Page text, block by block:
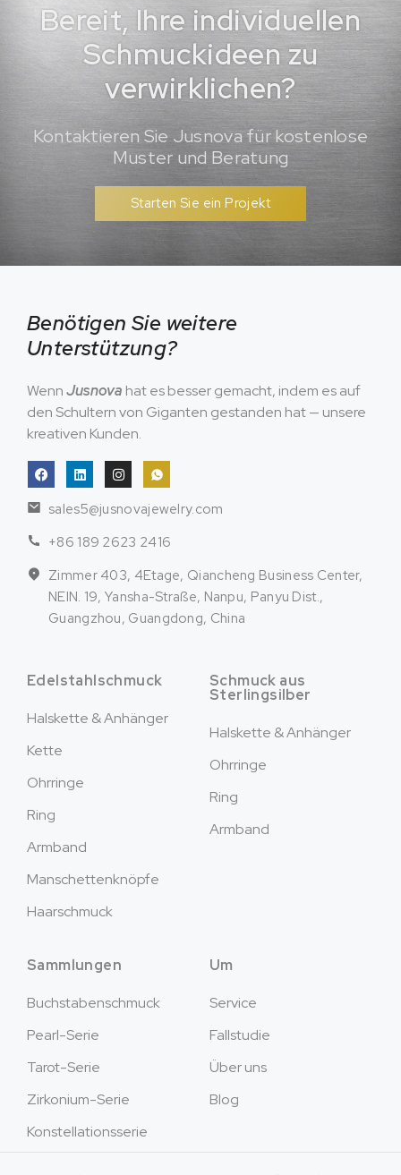
Bereit, Ihre individuellen
Schmuckideen zu
verwirklichen?
Kontaktieren Sie Jusnova für kostenlose
Muster und Beratung
Starten Sie ein Projekt
Benötigen Sie weitere
Unterstützung?
WennJusnova hat es besser gemacht, indem es auf
den Schultern von Giganten gestanden hat — unsere
kreativen Kunden.
sales5@jusnovajewelry.com
+86 189 2623 2416
Zimmer 403, 4Etage, Qiancheng Business Center,
NEIN. 19, Yansha-Straße, Nanpu, Panyu Dist.,
Guangzhou, Guangdong, China
Edelstahlschmuck
Halskette & Anhänger
Kette
Ohrringe
Ring
Armband
Manschettenknöpfe
Haarschmuck
Schmuck aus
Sterlingsilber
Halskette & Anhänger
Ohrringe
Ring
Armband
Sammlungen
Buchstabenschmuck
Pearl-Serie
Tarot-Serie
Zirkonium-Serie
Konstellationsserie
Um
Service
Fallstudie
Über uns
Blog